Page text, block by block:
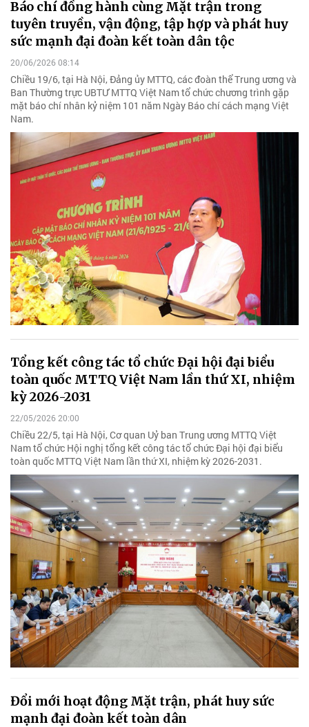
Báo chí đồng hành cùng Mặt trận trong
tuyên truyền, vận động, tập hợp và phát huy
sức mạnh đại đoàn kết toàn dân tộc
20/06/2026 08:14
Chiều 19/6, tại Hà Nội, Đảng ủy MTTQ, các đoàn thể Trung ương và
Ban Thường trực UBTƯ MTTQ Việt Nam tổ chức chương trình gặp
mặt báo chí nhân kỷ niệm 101 năm Ngày Báo chí cách mạng Việt
Nam.
Tổng kết công tác tổ chức Đại hội đại biểu
toàn quốc MTTQ Việt Nam lần thứ XI, nhiệm
kỳ 2026-2031
22/05/2026 20:00
Chiều 22/5, tại Hà Nội, Cơ quan Uỷ ban Trung ương MTTQ Việt
Nam tổ chức Hội nghị tổng kết công tác tổ chức Đại hội đại biểu
toàn quốc MTTQ Việt Nam lần thứ XI, nhiệm kỳ 2026-2031.
Đổi mới hoạt động Mặt trận, phát huy sức
mạnh đại đoàn kết toàn dân